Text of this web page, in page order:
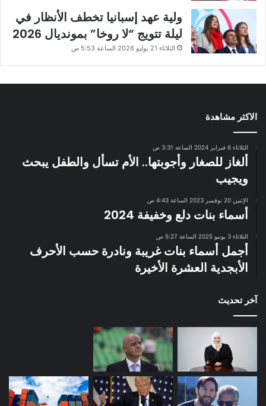
ولية عهد إسبانيا تخطف الأنظار في
ليلة تتويج “لا روخا” بمونديال 2026
الثلاثاء 21 يوليو 2026 الساعة 5:53 ص
الاكثر مشاهدة
الثلاثاء 6 فبراير 2024 الساعة 3:31 ص
ألغاز للصغار وأجوبتها.. الأم تسأل والطفل يبحث
ويجيب
الإثنين 20 نوفمبر 2023 الساعة 4:43 ص
أسماء بنات دلع وخفيفة 2024
الثلاثاء 3 يونيو 2025 الساعة 5:27 ص
أجمل أسماء بنات غريبة ونادرة حسب الأحرف
الأبجدية العشرة الأخيرة
آخر تحديث